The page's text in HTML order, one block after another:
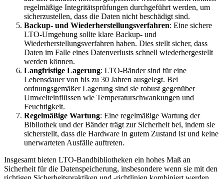
regelmäßige Integritätsprüfungen durchgeführt werden, um
sicherzustellen, dass die Daten nicht beschädigt sind.
Backup- und Wiederherstellungsverfahren: Eine sichere
LTO-Umgebung sollte klare Backup- und
Wiederherstellungsverfahren haben. Dies stellt sicher, dass
Daten im Falle eines Datenverlusts schnell wiederhergestellt
werden können.
Langfristige Lagerung: LTO-Bänder sind für eine
Lebensdauer von bis zu 30 Jahren ausgelegt. Bei
ordnungsgemäßer Lagerung sind sie robust gegenüber
Umwelteinflüssen wie Temperaturschwankungen und
Feuchtigkeit.
Regelmäßige Wartung: Eine regelmäßige Wartung der
Bibliothek und der Bänder trägt zur Sicherheit bei, indem sie
sicherstellt, dass die Hardware in gutem Zustand ist und keine
unerwarteten Ausfälle auftreten.
Insgesamt bieten LTO-Bandbibliotheken ein hohes Maß an
Sicherheit für die Datenspeicherung, insbesondere wenn sie mit den